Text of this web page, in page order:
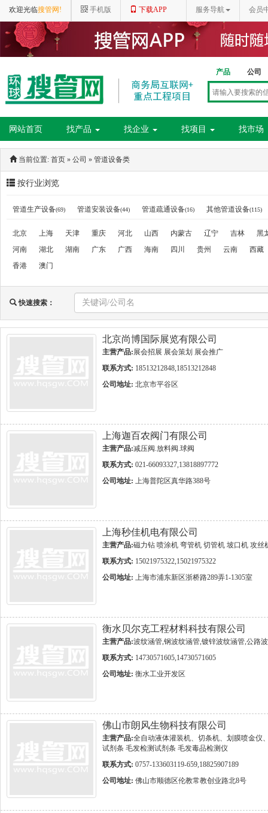
欢迎光临搜管网! 手机版 下载APP 服务导航 会员
产品 公司
网站首页 找产品 找企业 找项目 找市场
当前位置: 首页 » 公司 » 管道设备类
按行业浏览
管道生产设备(69) 管道安装设备(44) 管道疏通设备(16) 其他管道设备(115)
北京 上海 天津 重庆 河北 山西 内蒙古 辽宁 吉林
黑
河南
湖北 湖南 广东 广西 海南 四川 贵州 云南
西藏
香港
澳门
快速搜索：
北京尚博国际展览有限公司
主营产品:展会招展 展会策划 展会推广
联系方式: 18513212848,18513212848
公司地址: 北京市平谷区
上海迦百农阀门有限公司
主营产品:减压阀.放料阀.球阀
联系方式: 021-66093327,13818897772
公司地址: 上海普陀区真华路388号
上海秒佳机电有限公司
主营产品:磁力钻 喷涂机 弯管机 切管机 坡口机 攻丝
联系方式: 15021975322,15021975322
公司地址: 上海市浦东新区浙桥路289弄1-1305室
衡水贝尔克工程材料科技有限公司
主营产品:波纹涵管,钢波纹涵管,镀锌波纹涵管,公路
联系方式: 14730571605,14730571605
公司地址: 衡水工业开发区
佛山市朗风生物科技有限公司
主营产品:全自动液体灌装机、切条机、划膜喷金仪
试剂条 毛发检测试剂条 毛发毒品检测仪
联系方式: 0757-133603119-659,18825907189
公司地址: 佛山市顺德区伦教常教创业路北8号